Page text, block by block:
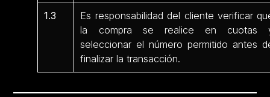
1.3
Es responsabilidad del cliente verificar
la compra se realice en cuotas
seleccionar el número permitido antes
finalizar la transacción.